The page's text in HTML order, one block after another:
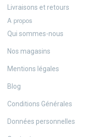
Livraisons et retours
A propos
Qui sommes-nous
Nos magasins
Mentions légales
Blog
Conditions Générales
Données personnelles